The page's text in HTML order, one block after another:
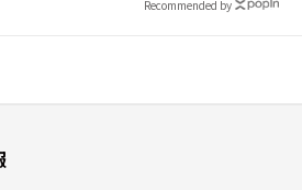
Recommended by